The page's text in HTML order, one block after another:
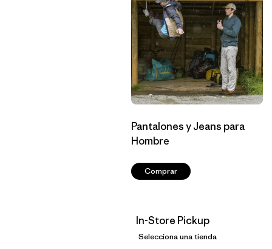
Pantalones y Jeans para
Hombre
Comprar
In-Store Pickup
Selecciona una tienda